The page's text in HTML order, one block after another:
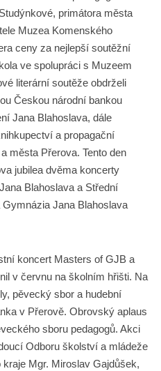
primátora města
Muzea Komenského
ceny za nejlepší soutěžní
ve spolupráci s Muzeem
literární soutěže obdrželi
Českou národní bankou
Jana Blahoslava, dále
a propagační
města Přerova. Tento den
jubilea dvěma koncerty
Blahoslava a Střední
Jana Blahoslava
koncert Masters of GJB a
v červnu na školním hřišti. Na
pěvecký sbor a hudební
v Přerově. Obrovský aplaus
sboru pedagogů. Akci
Odboru školství a mládeže
Mgr. Miroslav Gajdůšek,